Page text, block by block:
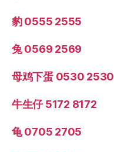
豹 0555 2555
兔 0569 2569
母鸡下蛋 0530 2530
牛生仔 5172 8172
龟 0705 2705